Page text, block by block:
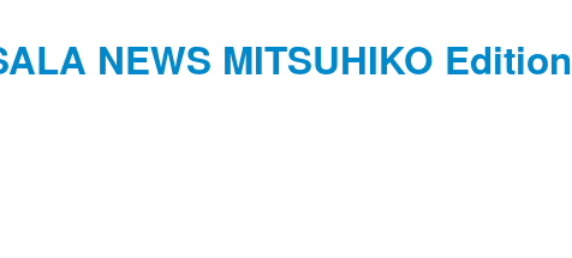
NEWS MITSUHIKO Edition